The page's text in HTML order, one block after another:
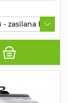
pracy 100 cm
- zasilana